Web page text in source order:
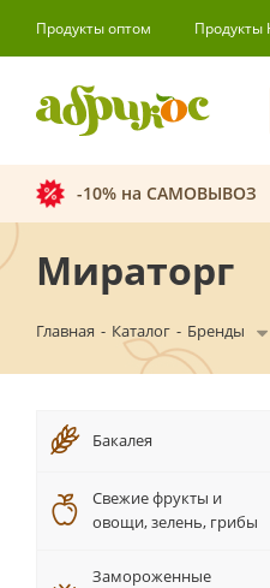
Продукты оптом Продукты
-10% на САМОВЫВОЗ
Мираторг
Главная - Каталог - Бренды
Бакалея
Свежие фрукты и
овощи, зелень, грибы
Замороженные